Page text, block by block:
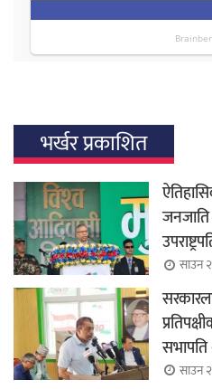
भर्खर प्रकाशित
साउन
सभापति
साउन